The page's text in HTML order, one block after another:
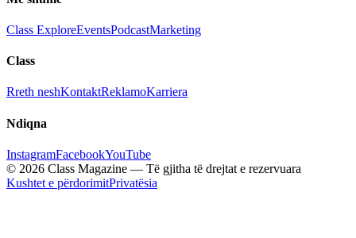
Class ExploreEventsPodcastMarketing
Class
Rreth neshKontaktReklamoKarriera
Ndiqna
InstagramFacebookYouTube
© 2026 Class Magazine — Të gjitha të drejtat e rezervuara
Kushtet e përdorimitPrivatësia